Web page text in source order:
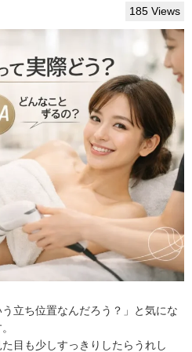
185 Views
立ち位置なんだろう？」と気にな
目も少しすっきりしたらうれし